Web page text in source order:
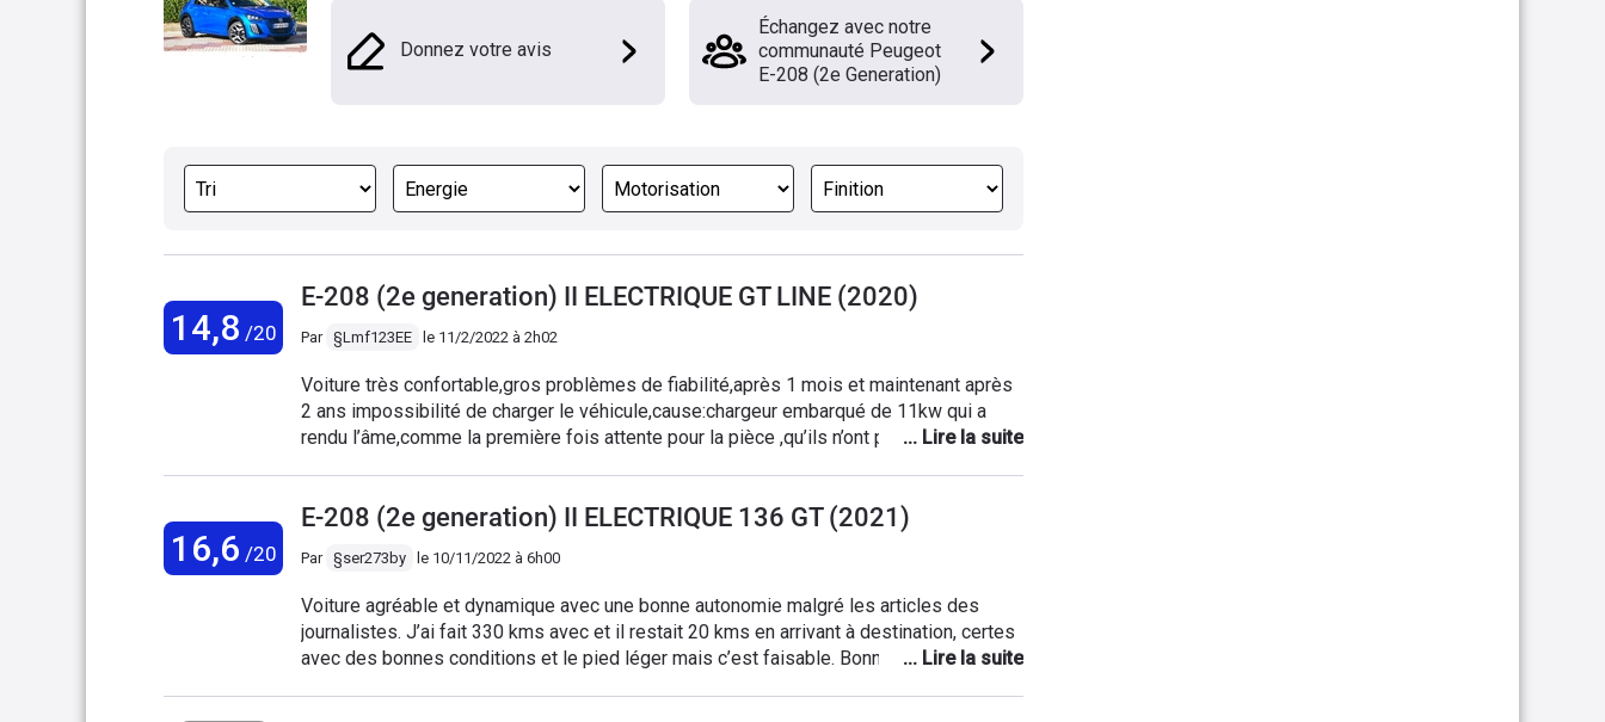
Donnez votre avis
Échangez avec notre
communauté Peugeot
E-208 (2e Generation)
14,8 /20
E-208 (2e generation) II ELECTRIQUE GT LINE (2020)
Par §Lmf123EE le 11/2/2022 à 2h02
Voiture très confortable,gros problèmes de fiabilité,après 1 mois et maintenant après
2 ans impossibilité de charger le véhicule,cause:chargeur embarqué de 11kw qui a
rendu l’âme,comme la première fois attente pour la pièce ,qu’ils n’ont pas en stock,et
16,6 /20
E-208 (2e generation) II ELECTRIQUE 136 GT (2021)
Par §ser273by le 10/11/2022 à 6h00
Voiture agréable et dynamique avec une bonne autonomie malgré les articles des
journalistes. J’ai fait 330 kms avec et il restait 20 kms en arrivant à destination, certes
avec des bonnes conditions et le pied léger mais c’est faisable. Bonne tenue de route